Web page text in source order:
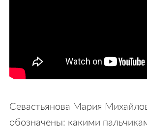
Севастьянова Мария
обозначены: какими